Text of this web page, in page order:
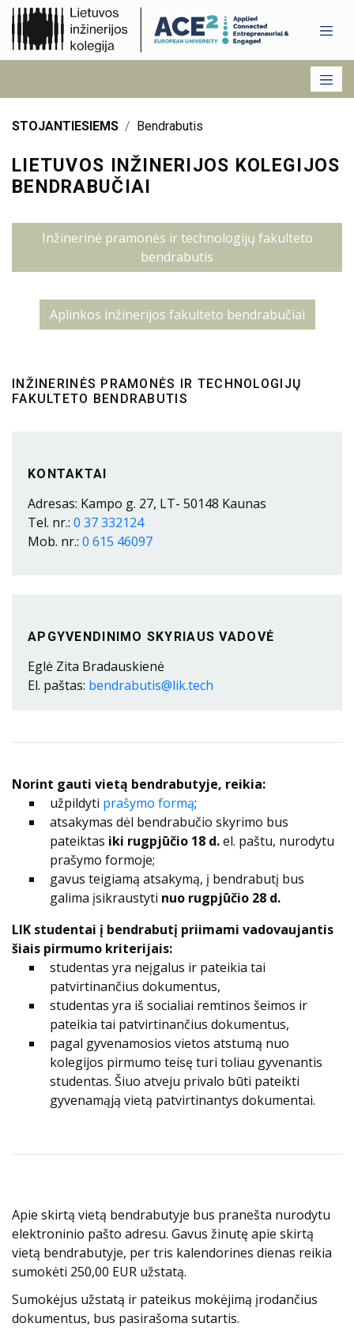
STOJANTIESIEMS Bendrabutis
LIETUVOS INŽINERIJOS KOLEGIJOS
BENDRABUČIAI
Inžinerinė pramonės ir technologijų fakulteto
bendrabutis
Aplinkos inžinerijos fakulteto bendrabučiai
INŽINERINĖS PRAMONĖS IR TECHNOLOGIJŲ
FAKULTETO BENDRABUTIS
KONTAKTAI
Adresas: Kampo g. 27, LT- 50148 Kaunas
Tel. nr.: 0 37 332124
Mob. nr.: 0 615 46097
APGYVENDINIMO SKYRIAUS VADOVĖ
Eglė Zita Bradauskienė
El. paštas: bendrabutis@lik.tech
Norint gauti vietą bendrabutyje, reikia:
užpildyti prašymo formą;
atsakymas dėl bendrabučio skyrimo bus
pateiktas iki rugpjūčio 18 d.el. paštu, nurodytu
prašymo formoje;
gavus teigiamą atsakymą, į bendrabutį bus
galima įsikraustyti nuo rugpjūčio 28 d.
LIK studentai į bendrabutį priimami vadovaujantis
šiais pirmumo kriterijais:
studentas yra neįgalus ir pateikia tai
patvirtinančius dokumentus,
studentas yra iš socialiai remtinos šeimos ir
pateikia tai patvirtinančius dokumentus,
pagal gyvenamosios vietos atstumą nuo
kolegijos pirmumo teisę turi toliau gyvenantis
studentas. Šiuo atveju privalo būti pateikti
gyvenamąją vietą patvirtinantys dokumentai.
Apie skirtą vietą bendrabutyje bus pranešta nurodytu
elektroninio pašto adresu. Gavus žinutę apie skirtą
vietą bendrabutyje, per tris kalendorines dienas reikia
sumokėti 250,00 EUR užstatą.
Sumokėjus užstatą ir pateikus mokėjimą įrodančius
dokumentus, bus pasirašoma sutartis.